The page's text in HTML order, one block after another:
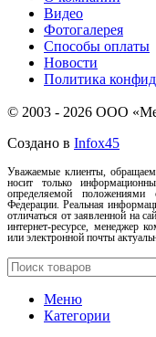
Видео
Фотогалерея
Способы оплаты
Новости
Политика
© 2003 - 2026 ООО
Создано в Infox45
Уважаемые клиенты,
носит только
определяемой положениями
Федерации. Реальная
отличаться от заявленной на
интернет-ресурсе, менеджер
или электронной почты
Меню
Категории